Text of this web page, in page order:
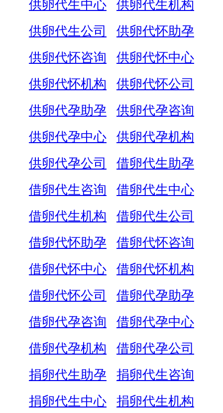
供卵代生中心
供卵代生机构
供卵代生公司
供卵代怀助孕
供卵代怀咨询
供卵代怀中心
供卵代怀机构
供卵代怀公司
供卵代孕助孕
供卵代孕咨询
供卵代孕中心
供卵代孕机构
供卵代孕公司
借卵代生助孕
借卵代生咨询
借卵代生中心
借卵代生机构
借卵代生公司
借卵代怀助孕
借卵代怀咨询
借卵代怀中心
借卵代怀机构
借卵代怀公司
借卵代孕助孕
借卵代孕咨询
借卵代孕中心
借卵代孕机构
借卵代孕公司
捐卵代生助孕
捐卵代生咨询
捐卵代生中心
捐卵代生机构